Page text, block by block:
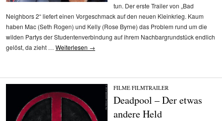
tun. Der erste Trailer von „Bad
Neighbors 2“ liefert einen Vorgeschmack auf den neuen Kleinkrieg. Kaum
haben Mac (Seth Rogen) und Kelly (Rose Byrne) das Problem rund um die
wilden Partys der Studentenverbindung auf ihrem Nachbargrundstück endlich
gelöst, da zieht … Weiterlesen →
FILME/FILMTRAILER
Deadpool – Der etwas
andere Held